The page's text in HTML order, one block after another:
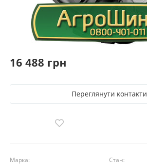
16 488 грн
Переглянути контакти
Марка: Стан: